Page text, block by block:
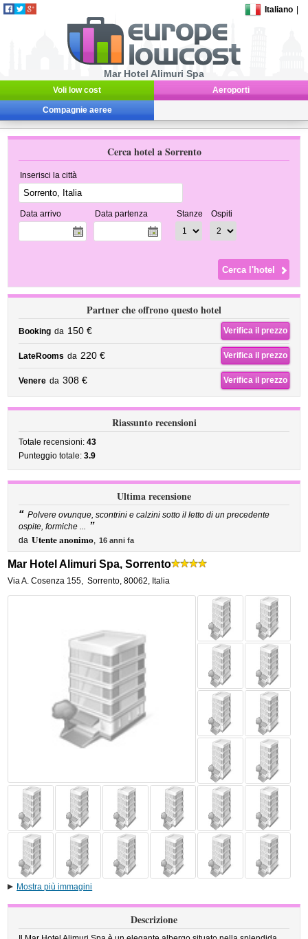
Italiano
Mar Hotel Alimuri Spa
Voli low cost Aeroporti
Compagnie aeree
Cerca hotel a Sorrento
Inserisci la città
Data arrivo Data partenza Stanze Ospiti
Partner che offrono questo hotel
Booking da 150 € Verifica il prezzo
LateRooms da 220 € Verifica il prezzo
Venere da 308 € Verifica il prezzo
Riassunto recensioni
Totale recensioni:43
Punteggio totale:3.9
Ultima recensione
“ Polvere ovunque, scontrini e calzini sotto il letto di un precedente
ospite, formiche ... ”
da Utente anonimo, 16 anni fa
Mar Hotel Alimuri Spa, Sorrento
Via A. Cosenza 155, Sorrento,80062, Italia
Mostra più immagini
Descrizione